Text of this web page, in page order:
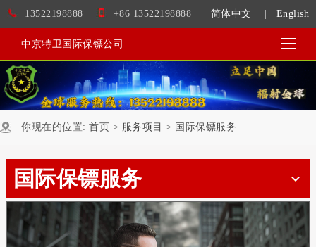
简体中文 English
13522198888 +86 13522198888
中京特卫国际保镖公司
你现在的位置: 首页 > 服务项目 > 国际保镖服务
国际保镖服务